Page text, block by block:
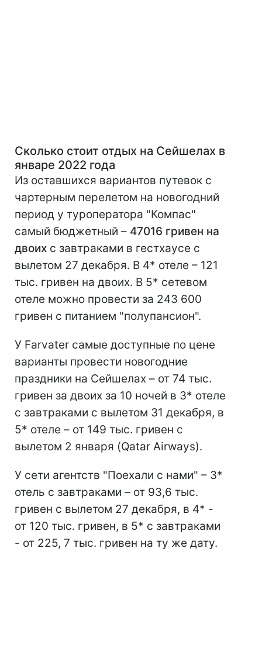
Cколько стоит отдых на Сейшелах в
январе 2022 года
Из оставшихся вариантов путевок с
чартерным перелетом на новогодний
период у туроператора "Компас"
самый бюджетный – 47016 гривен на
двоих с завтраками в гестхаусе с
вылетом 27 декабря. В 4* отеле – 121
тыс. гривен на двоих. В 5* сетевом
отеле можно провести за 243 600
гривен с питанием "полупансион".
У Farvater самые доступные по цене
варианты провести новогодние
праздники на Сейшелах – от 74 тыс.
гривен за двоих за 10 ночей в 3* отеле
с завтраками с вылетом 31 декабря, в
5* отеле – от 149 тыс. гривен с
вылетом 2 января (Qatar Airways).
У сети агентств "Поехали с нами" – 3*
отель с завтраками – от 93,6 тыс.
гривен с вылетом 27 декабря, в 4* -
от 120 тыс. гривен, в 5* с завтраками
- от 225, 7 тыс. гривен на ту же дату.